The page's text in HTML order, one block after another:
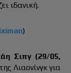
ιδανική.
)
Σιπγ (29/05,
Λιαονίνγκ για